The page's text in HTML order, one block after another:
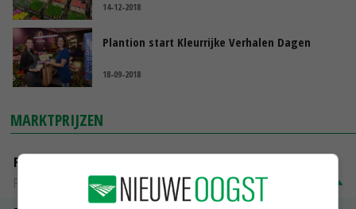
14-12-2018
Plantion start Kleurrijke Verhalen Dagen
18-09-2018
MARKTPRIJZEN
Fritesgeschikt NL Du Be
PotatoNL
€ 15,00